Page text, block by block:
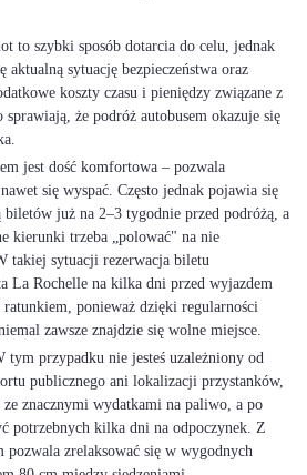
to szybki sposób dotarcia do celu, jednak
aktualną sytuację bezpieczeństwa oraz
koszty czasu i pieniędzy związane z
sprawiają, że podróż autobusem okazuje się
jest dość komfortowa – pozwala
się wyspać. Często jednak pojawia się
biletów już na 2–3 tygodnie przed podróżą, a
kierunki trzeba „polować" na nie
takiej sytuacji rezerwacja biletu
La Rochelle na kilka dni przed wyjazdem
ponieważ dzięki regularności
zawsze znajdzie się wolne miejsce.
tym przypadku nie jesteś uzależniony od
publicznego ani lokalizacji przystanków,
znacznymi wydatkami na paliwo, a po
potrzebnych kilka dni na odpoczynek. Z
pozwala zrelaksować się w wygodnych